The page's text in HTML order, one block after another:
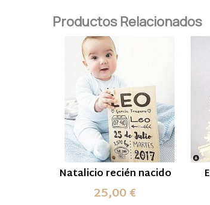
Productos Relacionados
Natalicio recién nacido
25,00 €